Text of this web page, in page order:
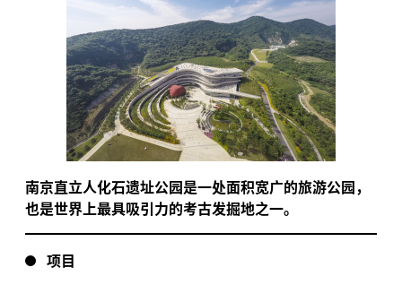
南京直立人化石遗址公园是一处面积宽广的旅游公园，
也是世界上最具吸引力的考古发掘地之一。
项目